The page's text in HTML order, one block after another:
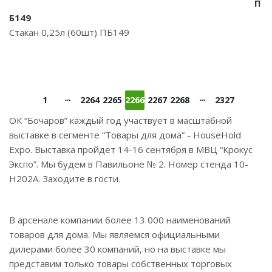
П
Б149
Стакан 0,25л (60шт) ПБ149
1 2264 2265 2266 2267 2268 2327
ОК “Бочаров” каждый год участвует в масштабной
выставке в сегменте “Товары для дома” - HouseHold
Expo. Выставка пройдет 14-16 сентября в МВЦ “Крокус
Экспо”. Мы будем в Павильоне № 2. Номер стенда 10-
Н202А. Заходите в гости.
В арсенале компании более 13 000 наименований
товаров для дома. Мы являемся официальными
дилерами более 30 компаний, но на выставке мы
представим только товары собственных торговых